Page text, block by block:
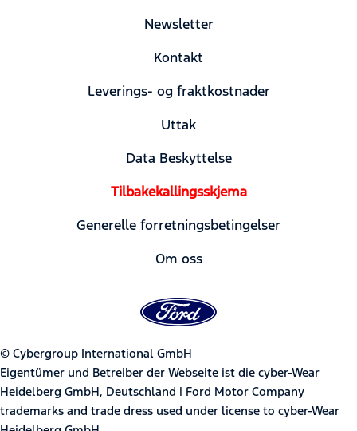
Newsletter
Kontakt
Leverings- og fraktkostnader
Uttak
Data Beskyttelse
Tilbakekallingsskjema
Generelle forretningsbetingelser
Om oss
© Cybergroup International GmbH
Eigentümer und Betreiber der Webseite ist die cyber-Wear
Heidelberg GmbH, Deutschland | Ford Motor Company
trademarks and trade dress used under license to cyber-Wear